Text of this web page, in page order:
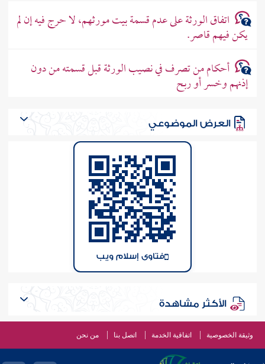
اتفاق الورثة على عدم قسمة بيت مورثهم، لا حرج فيه إن لم
يكن فيهم قاصر.
أحكام من تصرف في نصيب الورثة قبل قسمته من دون
إذنهم وخسر أو ربح
العرض الموضوعي
فتاوى إسلام ويب
الأكثر مشاهدة
وثيقة الخصوصية اتفاقية الخدمة اتصل بنا من نحن